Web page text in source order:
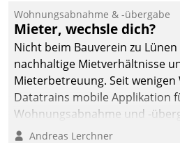
Ressort Kapitalanlage für
künftige Aufgaben und
Herausforderungen
gerüstet.
Wohnungsabnahme & -übergabe
Mieter, wechsle dich?
Nicht beim Bauverein zu
nachhaltige Mietverhältnisse
Mieterbetreuung. Seit
Datatrains mobile Applikation
Wohnungsabnahme und -
Mieter wohlgeordnet kommen
Andreas Lerchner